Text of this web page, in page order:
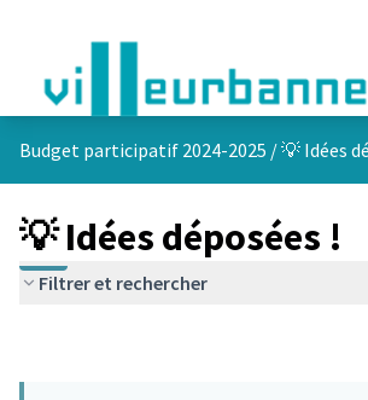
Budget participatif 2024-2025 /💡 Idées
💡 Idées déposées !
Filtrer et rechercher